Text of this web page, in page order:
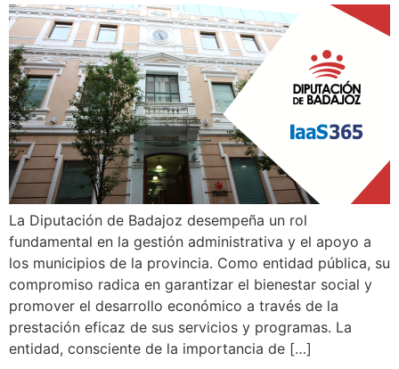
La Diputación de Badajoz desempeña un rol
fundamental en la gestión administrativa y el apoyo a
los municipios de la provincia. Como entidad pública, su
compromiso radica en garantizar el bienestar social y
promover el desarrollo económico a través de la
prestación eficaz de sus servicios y programas. La
entidad, consciente de la importancia de […]